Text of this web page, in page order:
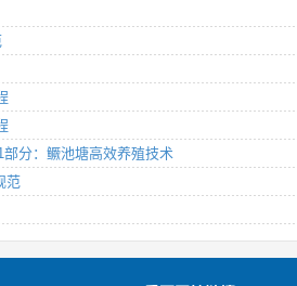
分：鳜池塘高效养殖技术
范